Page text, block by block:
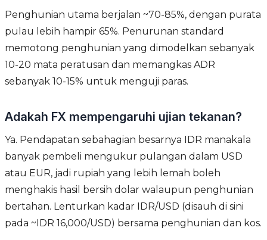
Penghunian utama berjalan ~70-85%, dengan purata
pulau lebih hampir 65%. Penurunan standard
memotong penghunian yang dimodelkan sebanyak
10-20 mata peratusan dan memangkas ADR
sebanyak 10-15% untuk menguji paras.
Adakah FX mempengaruhi ujian tekanan?
Ya. Pendapatan sebahagian besarnya IDR manakala
banyak pembeli mengukur pulangan dalam USD
atau EUR, jadi rupiah yang lebih lemah boleh
menghakis hasil bersih dolar walaupun penghunian
bertahan. Lenturkan kadar IDR/USD (disauh di sini
pada ~IDR 16,000/USD) bersama penghunian dan kos.